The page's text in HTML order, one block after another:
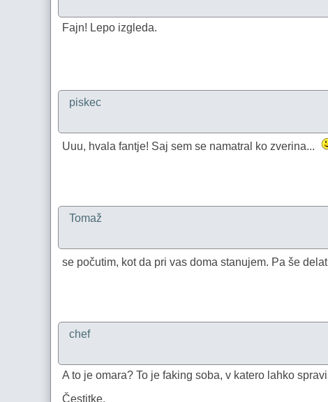
Fajn! Lepo izgleda.
piskec
Uuu, hvala fantje! Saj sem se namatral ko zverina...
Tomaž
se počutim, kot da pri vas doma stanujem. Pa še
chef
A to je omara? To je faking soba, v katero lahko
Čestitke.